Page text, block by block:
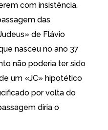
com insistência,
das
de Flávio
nasceu no ano 37
não poderia ter sido
um «JC» hipotético
por volta do
diria o